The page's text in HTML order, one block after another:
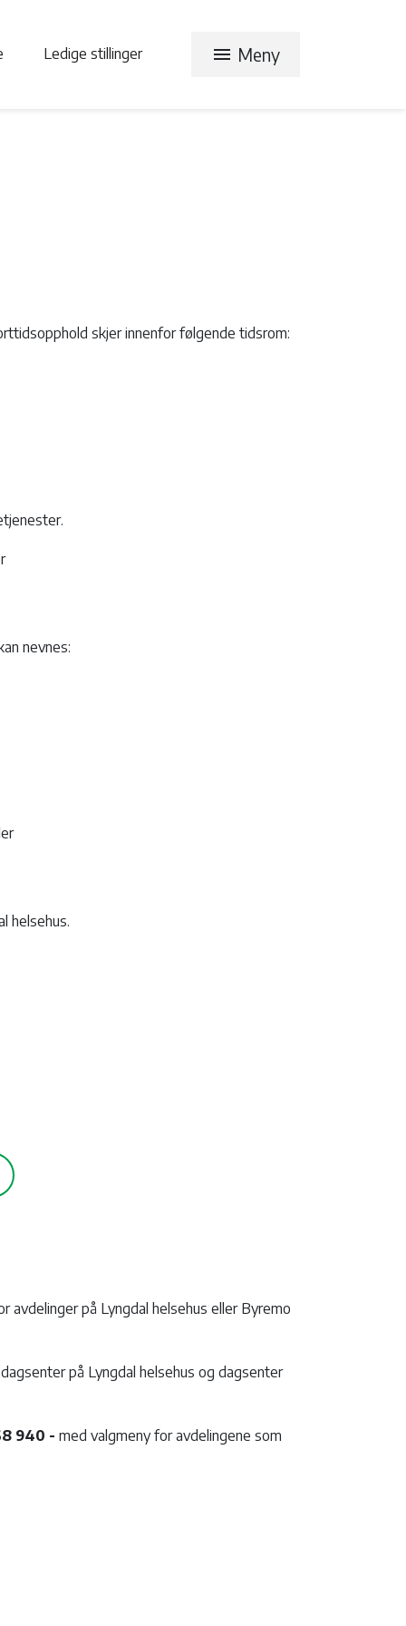
Ledige stillinger menu Meny
skjer innenfor følgende tidsrom:
nevnes:
helsehus.
avdelinger på Lyngdal helsehus eller Byremo
på Lyngdal helsehus og dagsenter
940 - med valgmeny for avdelingene som